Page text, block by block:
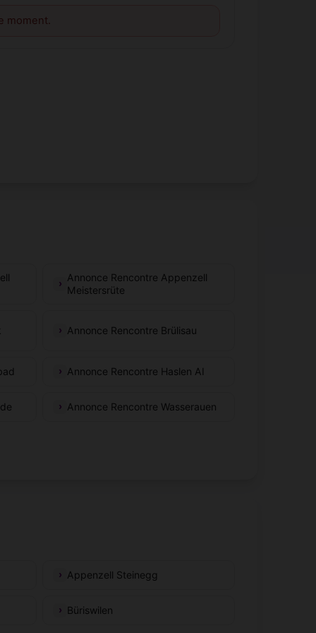
moment.
Annonce Rencontre Appenzell
Meistersrüte
Annonce Rencontre Brülisau
Annonce Rencontre Haslen AI
Annonce Rencontre Wasserauen
Appenzell Steinegg
Büriswilen